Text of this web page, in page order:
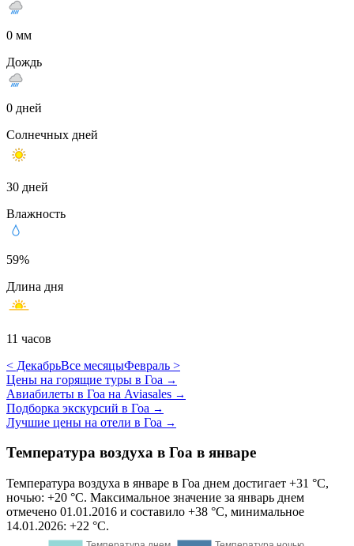
0 мм
Дождь
0 дней
Солнечных дней
30 дней
Влажность
59%
Длина дня
11 часов
< ДекабрьВсе месяцыФевраль >
Цены на горящие туры в Гоа →
Авиабилеты в Гоа на Aviasales →
Подборка экскурсий в Гоа →
Лучшие цены на отели в Гоа →
Температура воздуха в Гоа в январе
Температура воздуха в январе в Гоа днем достигает +31 °C,
ночью: +20 °C. Максимальное значение за январь днем
отмечено 01.01.2016 и составило +38 °C, минимальное
14.01.2026: +22 °C.